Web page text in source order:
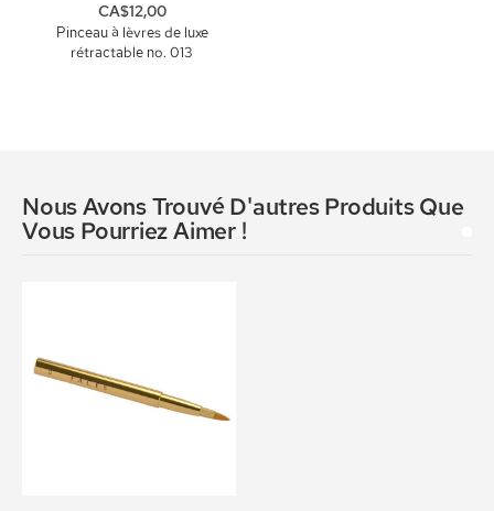
Pinceau à lèvres de luxe
rétractable no. 013
CA$12,00
Nous Avons Trouvé D'autres Produits Que
Vous Pourriez Aimer !